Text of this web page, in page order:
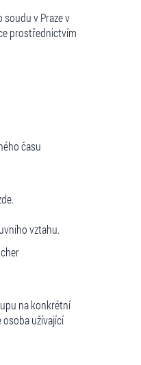
soudu v Praze v
prostřednictvím
času
vztahu.
na konkrétní
užívající